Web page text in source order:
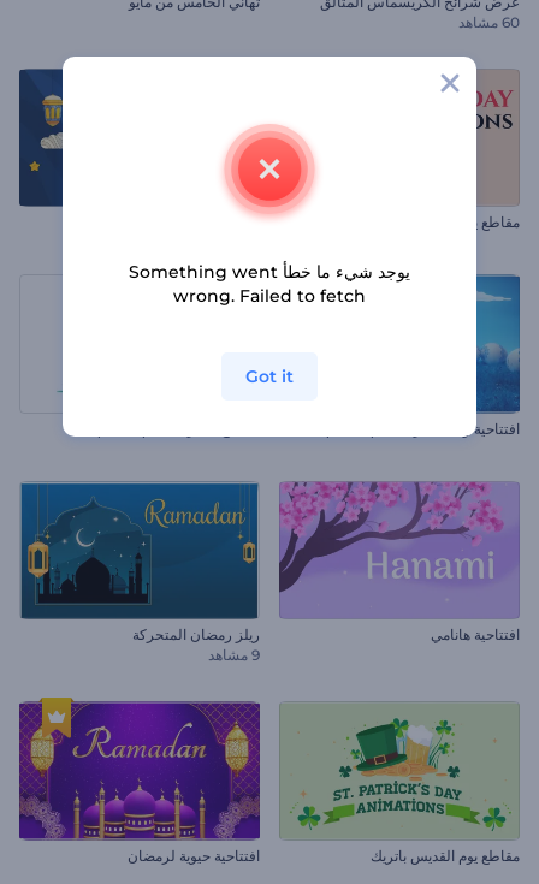
60 مشاهد
مقاطع يوم أنزاك تهنئة تنزيل القرآن
افتتاحية واقعية لأرنب شم النسيم
افتتاحية هانامي
ريلز رمضان المتحركة
9 مشاهد
مقاطع يوم القديس باتريك افتتاحية حيوية لرمضان
يوجد شيء ما خطأ Something went
wrong. Failed to fetch
Got it